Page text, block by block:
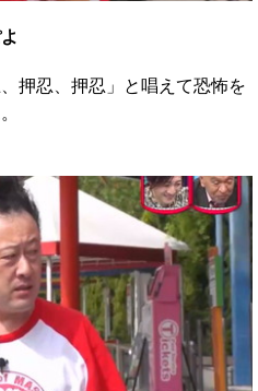
押忍、押忍」と唱えて恐怖を